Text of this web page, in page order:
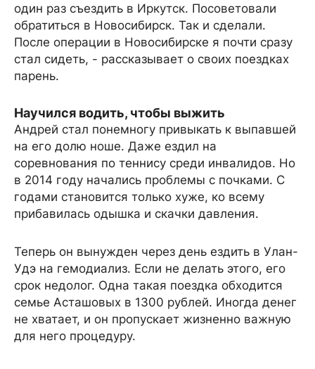
один раз съездить в Иркутск. Посоветовали
обратиться в Новосибирск. Так и сделали.
После операции в Новосибирске я почти сразу
стал сидеть, - рассказывает о своих поездках
парень.
Научился водить, чтобы выжить
Андрей стал понемногу привыкать к выпавшей
на его долю ноше. Даже ездил на
соревнования по теннису среди инвалидов. Но
в 2014 году начались проблемы с почками. С
годами становится только хуже, ко всему
прибавилась одышка и скачки давления.
Теперь он вынужден через день ездить в Улан-
Удэ на гемодиализ. Если не делать этого, его
срок недолог. Одна такая поездка обходится
семье Асташовых в 1300 рублей. Иногда денег
не хватает, и он пропускает жизненно важную
для него процедуру.